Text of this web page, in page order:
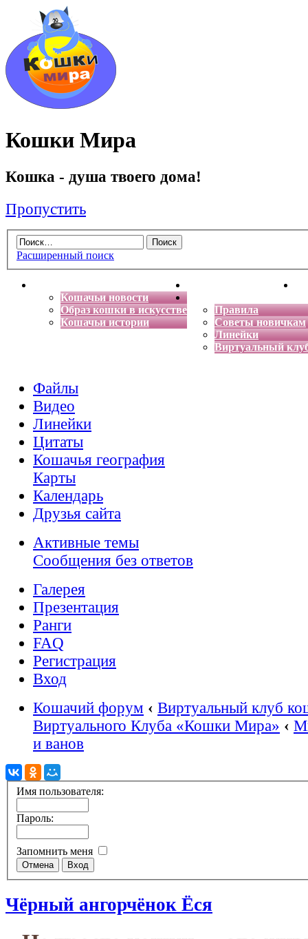
Кошки Мира
Кошка - душа твоего дома!
Пропустить
Расширенный поиск
Кошачьи новости
Образ кошки в искусстве
Кошачьи истории
Энциклопедия кошек
Правила
Советы новичкам
Линейки
Виртуальный
Файлы
Видео
Линейки
Цитаты
Кошачья география
Карты
Календарь
Друзья сайта
Активные темы
Сообщения без ответов
Галерея
Презентация
Ранги
FAQ
Регистрация
Вход
Кошачий форум ‹ Виртуальный клуб
Виртуального Клуба «Кошки Мира» ‹
и ванов
Имя пользователя:
Пароль:
Запомнить меня
Чёрный ангорчёнок Ёся